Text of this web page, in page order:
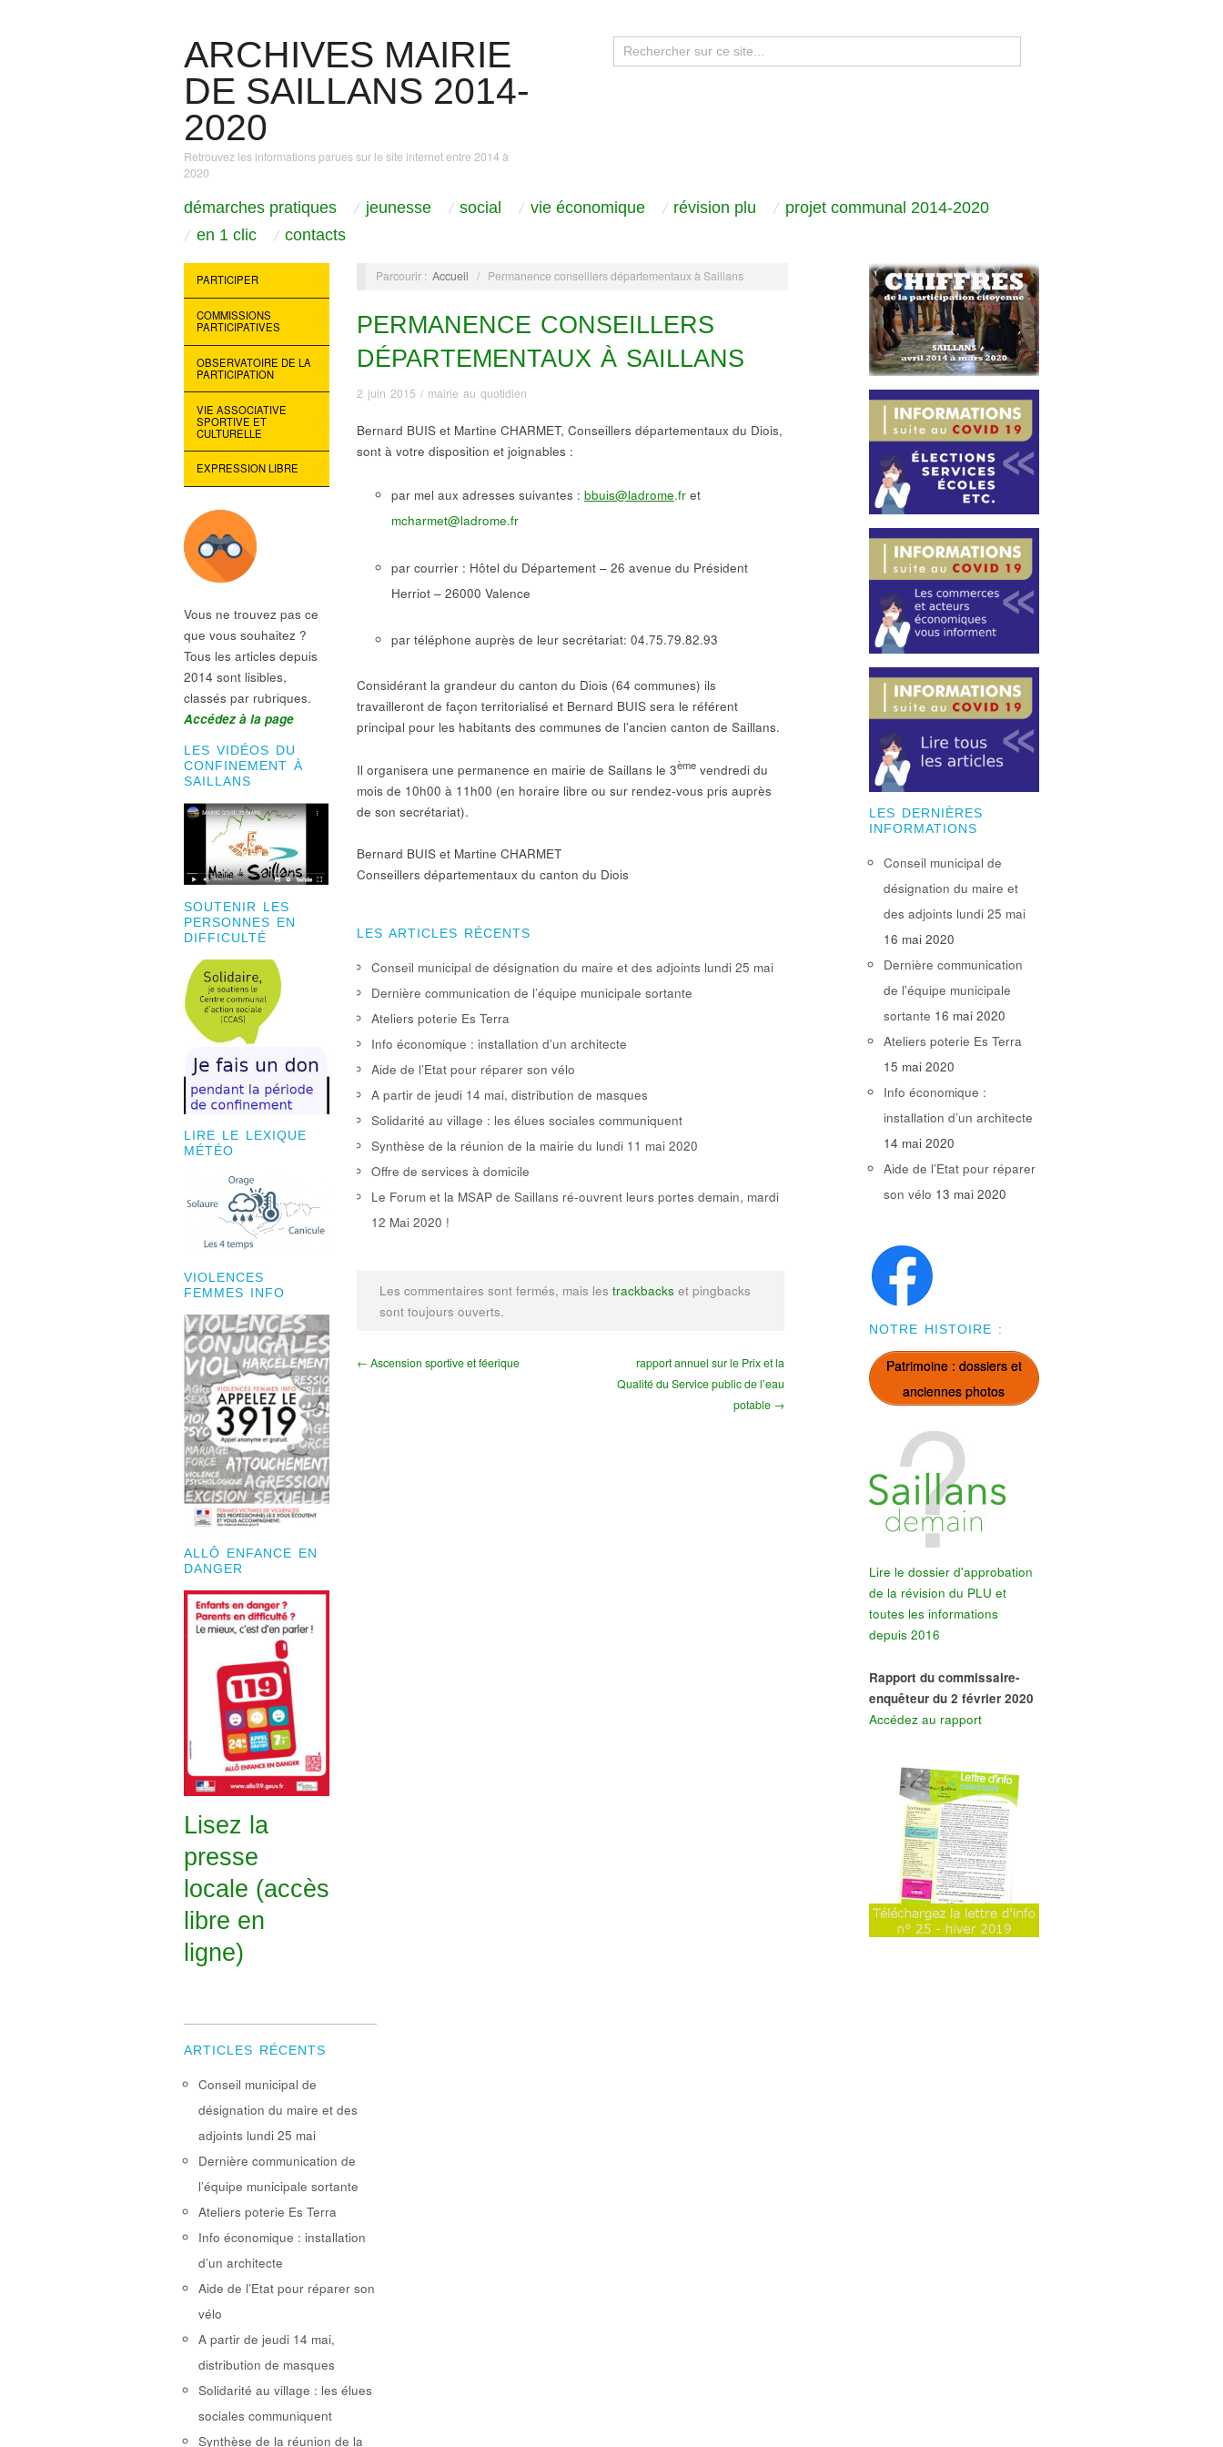
ARCHIVES MAIRIE
DE SAILLANS 2014-
2020
Retrouvez les informations parues sur le site internet entre 2014 à
2020
démarches pratiques jeunesse social vie économique révision plu
projet communal 2014-2020
en 1 clic
contacts
PARTICIPER
COMMISSIONS
PARTICIPATIVES
OBSERVATOIRE DE LA
PARTICIPATION
VIE ASSOCIATIVE
SPORTIVE ET
CULTURELLE
EXPRESSION LIBRE
Vous ne trouvez pas ce
que vous souhaitez ?
Tous les articles depuis
2014 sont lisibles,
classés par rubriques.
Accédez à la page
LES VIDÉOS DU
CONFINEMENT À
SAILLANS
SOUTENIR LES
PERSONNES EN
DIFFICULTÉ
LIRE LE LEXIQUE
MÉTÉO
VIOLENCES
FEMMES INFO
ALLÔ ENFANCE EN
DANGER
Lisez la
presse
locale (accès
libre en
ligne)
Parcourir : Accueil / Permanence conseillers départementaux à Saillans
PERMANENCE CONSEILLERS
DÉPARTEMENTAUX À SAILLANS
2 juin 2015 / mairie au quotidien
Bernard BUIS et Martine CHARMET, Conseillers départementaux du Diois,
sont à votre disposition et joignables :
par mel aux adresses suivantes : bbuis@ladrome.fr et
mcharmet@ladrome.fr
par courrier : Hôtel du Département – 26 avenue du Président
Herriot – 26000 Valence
par téléphone auprès de leur secrétariat: 04.75.79.82.93
Considérant la grandeur du canton du Diois (64 communes) ils
travailleront de façon territorialisé et Bernard BUIS sera le référent
principal pour les habitants des communes de l’ancien canton de Saillans.
Il organisera une permanence en mairie de Saillans le 3ème vendredi du
mois de 10h00 à 11h00 (en horaire libre ou sur rendez-vous pris auprès
de son secrétariat).
Bernard BUIS et Martine CHARMET
Conseillers départementaux du canton du Diois
LES ARTICLES RÉCENTS
Conseil municipal de désignation du maire et des adjoints lundi 25 mai
Dernière communication de l’équipe municipale sortante
Ateliers poterie Es Terra
Info économique : installation d’un architecte
Aide de l’Etat pour réparer son vélo
A partir de jeudi 14 mai, distribution de masques
Solidarité au village : les élues sociales communiquent
Synthèse de la réunion de la mairie du lundi 11 mai 2020
Offre de services à domicile
Le Forum et la MSAP de Saillans ré-ouvrent leurs portes demain, mardi
12 Mai 2020 !
Les commentaires sont fermés, mais les trackbacks et pingbacks
sont toujours ouverts.
← Ascension sportive et féerique
rapport annuel sur le Prix et la
Qualité du Service public de l’eau
potable →
LES DERNIÈRES
INFORMATIONS
Conseil municipal de
désignation du maire et
des adjoints lundi 25 mai
16 mai 2020
Dernière communication
de l’équipe municipale
sortante 16 mai 2020
Ateliers poterie Es Terra
15 mai 2020
Info économique :
installation d’un architecte
14 mai 2020
Aide de l’Etat pour réparer
son vélo 13 mai 2020
NOTRE HISTOIRE :
Patrimoine : dossiers et
anciennes photos
Lire le dossier d'approbation
de la révision du PLU et
toutes les informations
depuis 2016
Rapport du commissaire-
enquêteur du 2 février 2020
Accédez au rapport
ARTICLES RÉCENTS
Conseil municipal de
désignation du maire et des
adjoints lundi 25 mai
Dernière communication de
l’équipe municipale sortante
Ateliers poterie Es Terra
Info économique : installation
d’un architecte
Aide de l’Etat pour réparer son
vélo
A partir de jeudi 14 mai,
distribution de masques
Solidarité au village : les élues
sociales communiquent
Synthèse de la réunion de la